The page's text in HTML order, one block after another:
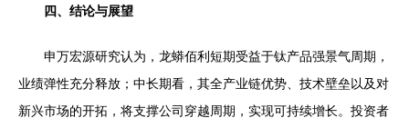
四、结论与展望
申万宏源研究认为，龙蟒佰利短期受益于钛产品强景气周期，
业绩弹性充分释放；中长期看，其全产业链优势、技术壁垒以及对
新兴市场的开拓，将支撑公司穿越周期，实现可持续增长。投资者